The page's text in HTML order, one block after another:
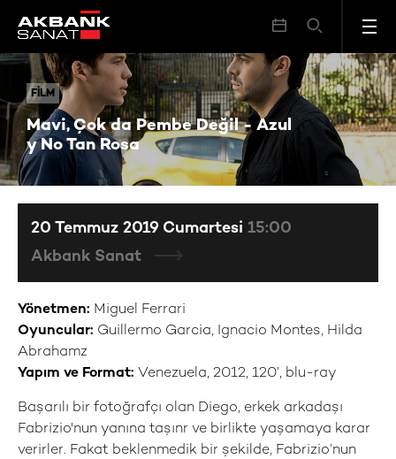
FILM
Mavi, Çok da Pembe Değil - Azul
y No Tan Rosa
FILM Mavi, Çok da Pembe Değil - Azul y No Tan Rosa
Yönetmen: Miguel Ferrari
Oyuncular: Guillermo Garcia, Ignacio Montes, Hilda
Abrahamz
Yapım ve Format: Venezuela, 2012, 120’, blu-ray
Başarılı bir fotoğrafçı olan Diego, erkek arkadaşı
Fabrizio'nun yanına taşınr ve birlikte yaşamaya karar
verirler. Fakat beklenmedik bir şekilde, Fabrizio’nun
20 Temmuz 2019 Cumartesi 15:00
Akbank Sanat